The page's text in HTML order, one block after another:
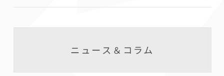
ニュース＆コラム